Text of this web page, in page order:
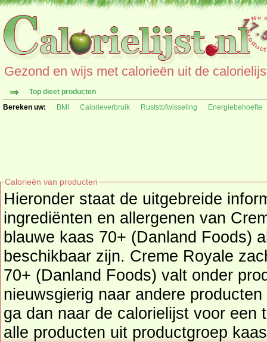
Gezond en wijs met calorieën uit de
Top dieet producten
Bereken uw:
BMI Calorieverbruik Ruststofwisseling Energiebehoefte
Calorieën van producten
Hieronder staat de uitgebreide
ingrediënten en allergenen van Creme Royale zachte deense
blauwe kaas 70+ (Danland Foods)
beschikbaar zijn. Creme Royale
70+ (Danland Foods) valt onder
nieuwsgierig naar andere
ga dan naar de calorielijst voor een totaaloverzicht. Ook kunt u
alle producten uit productgroep kaas